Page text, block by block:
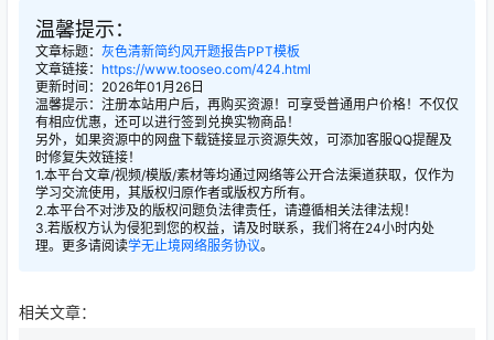
温馨提示：
文章标题： 灰色清新简约风开题报告PPT模板
文章链接： https://www.tooseo.com/424.html
更新时间：2026年01月26日
温馨提示：注册本站用户后，再购买资源！可享受普通用户价格！不仅仅
有相应优惠，还可以进行签到兑换实物商品！
另外，如果资源中的网盘下载链接显示资源失效，可添加客服QQ提醒及
时修复失效链接！
1.本平台文章/视频/模版/素材等均通过网络等公开合法渠道获取，仅作为
学习交流使用，其版权归原作者或版权方所有。
2.本平台不对涉及的版权问题负法律责任，请遵循相关法律法规！
3.若版权方认为侵犯到您的权益，请及时联系，我们将在24小时内处
理。更多请阅读学无止境网络服务协议。
相关文章：